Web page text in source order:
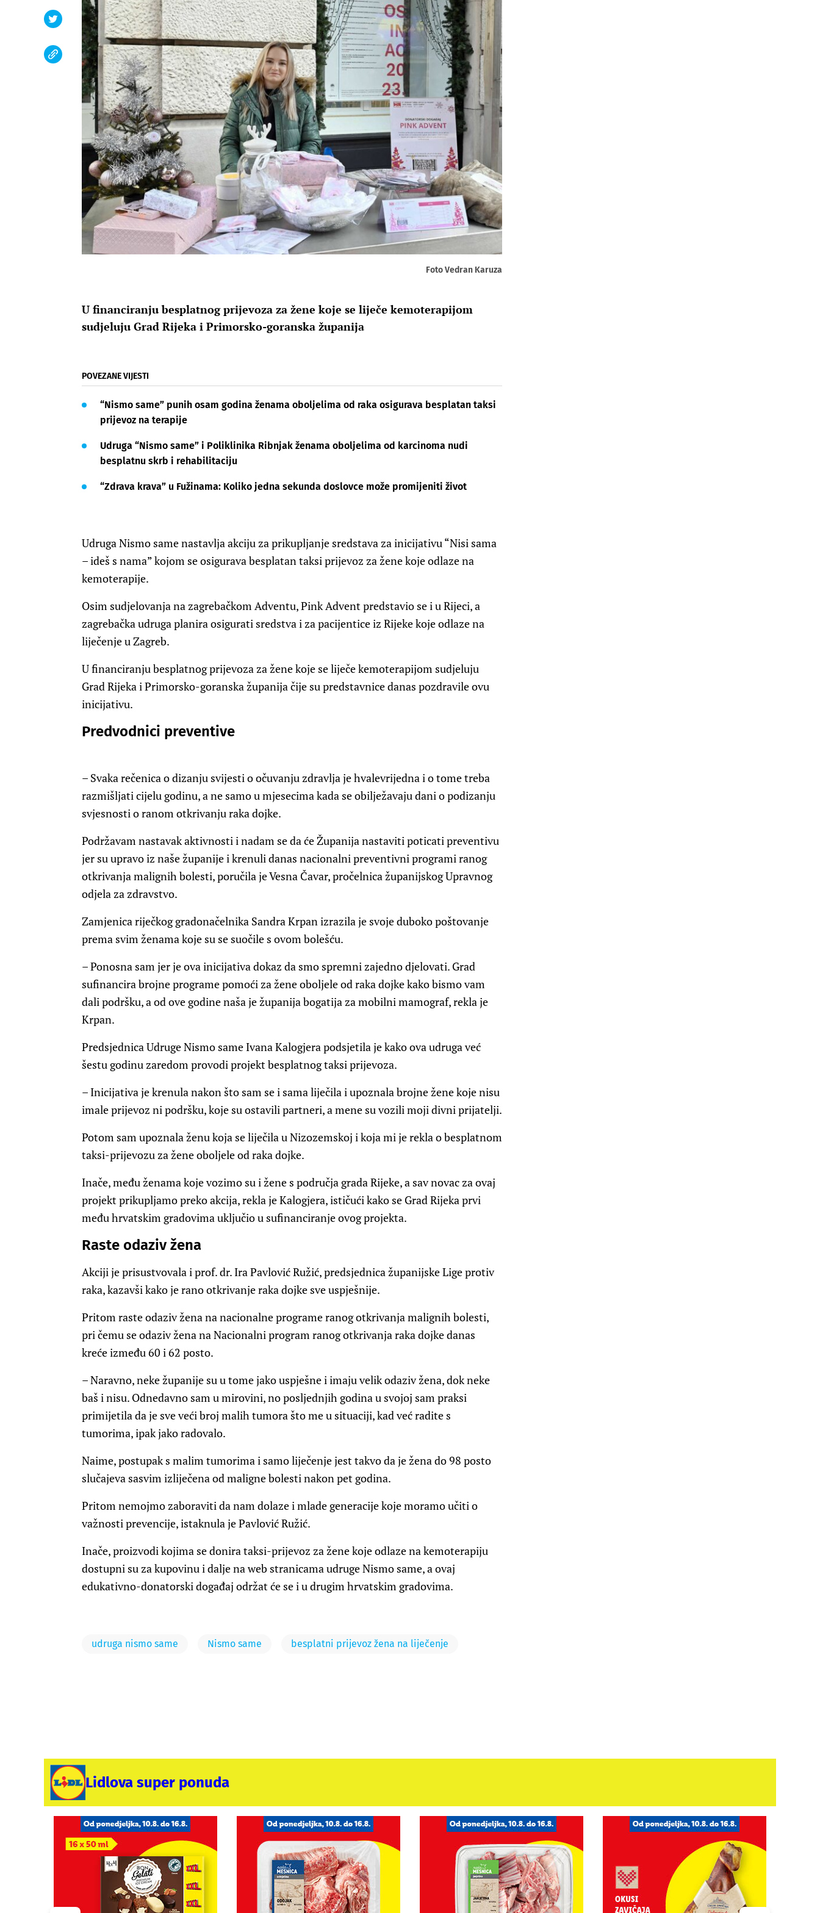
Foto Vedran Karuza
U financiranju besplatnog prijevoza za žene koje se liječe kemoterapijom
sudjeluju Grad Rijeka i Primorsko-goranska županija
POVEZANE VIJESTI
“Nismo same” punih osam godina ženama oboljelima od raka osigurava besplatan taksi
prijevoz na terapije
Udruga “Nismo same” i Poliklinika Ribnjak ženama oboljelima od karcinoma nudi
besplatnu skrb i rehabilitaciju
“Zdrava krava” u Fužinama: Koliko jedna sekunda doslovce može promijeniti život
Udruga Nismo same nastavlja akciju za prikupljanje sredstava za inicijativu “Nisi sama
– ideš s nama” kojom se osigurava besplatan taksi prijevoz za žene koje odlaze na
kemoterapije.
Osim sudjelovanja na zagrebačkom Adventu, Pink Advent predstavio se i u Rijeci, a
zagrebačka udruga planira osigurati sredstva i za pacijentice iz Rijeke koje odlaze na
liječenje u Zagreb.
U financiranju besplatnog prijevoza za žene koje se liječe kemoterapijom sudjeluju
Grad Rijeka i Primorsko-goranska županija čije su predstavnice danas pozdravile ovu
inicijativu.
Predvodnici preventive
– Svaka rečenica o dizanju svijesti o očuvanju zdravlja je hvalevrijedna i o tome treba
razmišljati cijelu godinu, a ne samo u mjesecima kada se obilježavaju dani o podizanju
svjesnosti o ranom otkrivanju raka dojke.
Podržavam nastavak aktivnosti i nadam se da će Županija nastaviti poticati preventivu
jer su upravo iz naše županije i krenuli danas nacionalni preventivni programi ranog
otkrivanja malignih bolesti, poručila je Vesna Čavar, pročelnica županijskog Upravnog
odjela za zdravstvo.
Zamjenica riječkog gradonačelnika Sandra Krpan izrazila je svoje duboko poštovanje
prema svim ženama koje su se suočile s ovom bolešću.
– Ponosna sam jer je ova inicijativa dokaz da smo spremni zajedno djelovati. Grad
sufinancira brojne programe pomoći za žene oboljele od raka dojke kako bismo vam
dali podršku, a od ove godine naša je županija bogatija za mobilni mamograf, rekla je
Krpan.
Predsjednica Udruge Nismo same Ivana Kalogjera podsjetila je kako ova udruga već
šestu godinu zaredom provodi projekt besplatnog taksi prijevoza.
– Inicijativa je krenula nakon što sam se i sama liječila i upoznala brojne žene koje nisu
imale prijevoz ni podršku, koje su ostavili partneri, a mene su vozili moji divni prijatelji.
Potom sam upoznala ženu koja se liječila u Nizozemskoj i koja mi je rekla o besplatnom
taksi-prijevozu za žene oboljele od raka dojke.
Inače, među ženama koje vozimo su i žene s područja grada Rijeke, a sav novac za ovaj
projekt prikupljamo preko akcija, rekla je Kalogjera, ističući kako se Grad Rijeka prvi
među hrvatskim gradovima uključio u sufinanciranje ovog projekta.
Raste odaziv žena
Akciji je prisustvovala i prof. dr. Ira Pavlović Ružić, predsjednica županijske Lige protiv
raka, kazavši kako je rano otkrivanje raka dojke sve uspješnije.
Pritom raste odaziv žena na nacionalne programe ranog otkrivanja malignih bolesti,
pri čemu se odaziv žena na Nacionalni program ranog otkrivanja raka dojke danas
kreće između 60 i 62 posto.
– Naravno, neke županije su u tome jako uspješne i imaju velik odaziv žena, dok neke
baš i nisu. Odnedavno sam u mirovini, no posljednjih godina u svojoj sam praksi
primijetila da je sve veći broj malih tumora što me u situaciji, kad već radite s
tumorima, ipak jako radovalo.
Naime, postupak s malim tumorima i samo liječenje jest takvo da je žena do 98 posto
slučajeva sasvim izliječena od maligne bolesti nakon pet godina.
Pritom nemojmo zaboraviti da nam dolaze i mlade generacije koje moramo učiti o
važnosti prevencije, istaknula je Pavlović Ružić.
Inače, proizvodi kojima se donira taksi-prijevoz za žene koje odlaze na kemoterapiju
dostupni su za kupovinu i dalje na web stranicama udruge Nismo same, a ovaj
edukativno-donatorski događaj održat će se i u drugim hrvatskim gradovima.
udruga nismo same Nismo same besplatni prijevoz žena na liječenje
Lidlova super ponuda